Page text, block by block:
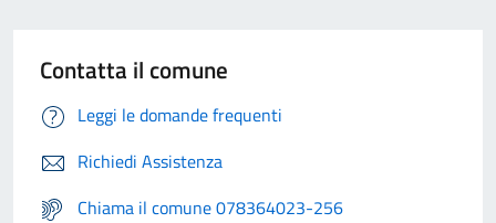
Contatta il comune
Leggi le domande frequenti
Richiedi Assistenza
Chiama il comune 078364023-256